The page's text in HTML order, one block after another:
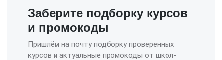
Заберите подборку курсов
и промокоды
Пришлём на почту подборку проверенных
курсов и актуальные промокоды от школ-